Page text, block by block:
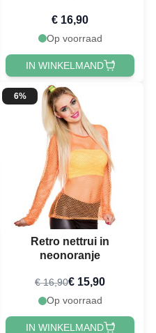
€ 16,90
Op voorraad
IN WINKELMAND
6%
Retro nettrui in
neonoranje
€ 16,90€ 15,90
Op voorraad
IN WINKELMAND